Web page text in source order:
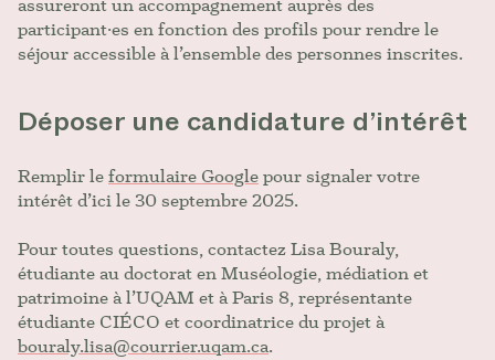
assureront un accompagnement auprès des
participant·es en fonction des profils pour rendre le
séjour accessible à l’ensemble des personnes inscrites.
Déposer une candidature d’intérêt
Remplir leformulaire Googlepour signaler votre
intérêt d’ici le 30 septembre 2025.
Pour toutes questions, contactez Lisa Bouraly,
étudiante au doctorat en Muséologie, médiation et
patrimoine à l’UQAM et à Paris 8, représentante
étudiante CIÉCO et coordinatrice du projet à
bouraly.lisa@courrier.uqam.ca.